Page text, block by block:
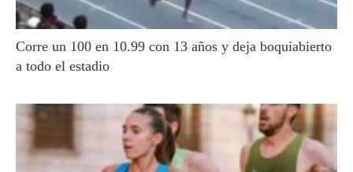
Corre un 100 en 10.99 con 13 años y deja boquiabierto
a todo el estadio